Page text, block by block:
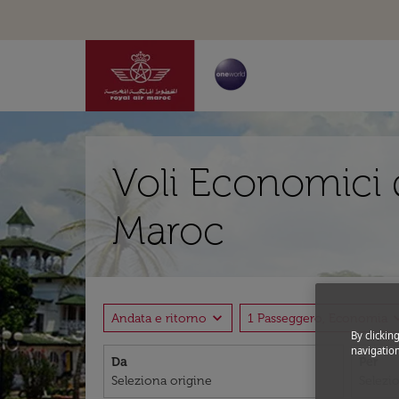
Voli Economici
Maroc
Andata e ritorno expand_more 1 Passeggero, Economia
Da Per
By